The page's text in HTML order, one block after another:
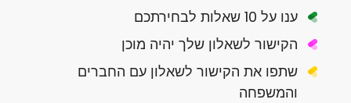
ענו על 10 שאלות לבחירתכם
הקישור לשאלון שלך יהיה מוכן
שתפו את הקישור לשאלון עם החברים
והמשפחה